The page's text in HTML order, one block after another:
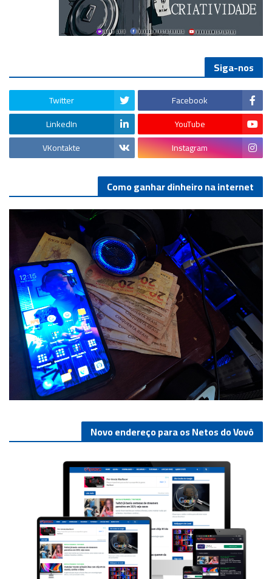
Siga-nos
Facebook
Twitter
YouTube
LinkedIn
Instagram
VKontakte
Como ganhar dinheiro na internet
Novo endereço para os Netos do Vovô